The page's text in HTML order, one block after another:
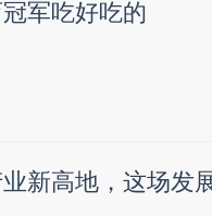
军吃好吃的
新高地，这场发